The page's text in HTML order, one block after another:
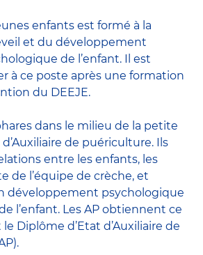
enfants est formé à la
et du développement
de l’enfant. Il est
à ce poste après une formation
du DEEJE.
dans le milieu de la petite
Auxiliaire de puériculture. Ils
entre les enfants, les
de l’équipe de crèche, et
développement psychologique
l’enfant. Les AP obtiennent ce
le Diplôme d’Etat d’Auxiliaire de